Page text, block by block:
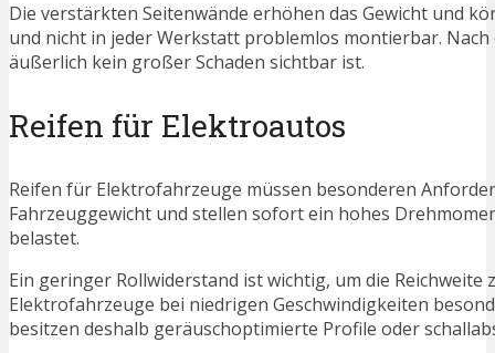
Die verstärkten Seitenwände erhöhen das Gewicht und
und nicht in jeder Werkstatt problemlos montierbar.
äußerlich kein großer Schaden sichtbar ist.
Reifen für Elektroautos
Reifen für Elektrofahrzeuge müssen besonderen
Fahrzeuggewicht und stellen sofort ein hohes
belastet.
Ein geringer Rollwiderstand ist wichtig, um die
Elektrofahrzeuge bei niedrigen Geschwindigkeiten
besitzen deshalb geräuschoptimierte Profile oder